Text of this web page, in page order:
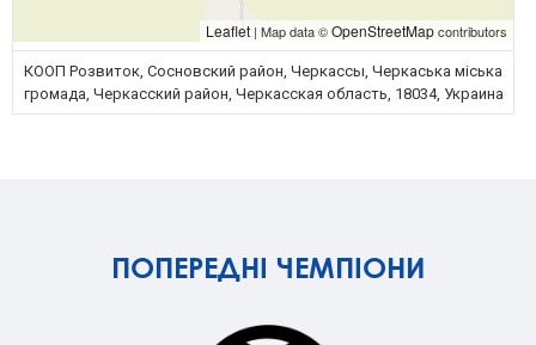
Leaflet | Map data ©OpenStreetMapcontributors
КООП Розвиток, Сосновский район, Черкассы, Черкаська міська
громада, Черкасский район, Черкасская область, 18034, Украина
ПОПЕРЕДНІ ЧЕМПІОНИ